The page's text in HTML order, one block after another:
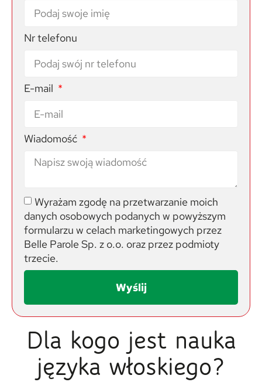
Nr telefonu
E-mail
Wiadomość
Wyrażam zgodę na przetwarzanie moich
danych osobowych podanych w powyższym
formularzu w celach marketingowych przez
Belle Parole Sp. z o.o. oraz przez podmioty
trzecie.
Wyślij
Dla kogo jest nauka
języka włoskiego?